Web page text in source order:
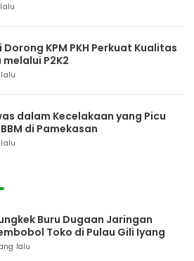
Dorong KPM PKH Perkuat Kualitas
P2K2
dalam Kecelakaan yang Picu
di Pamekasan
Buru Dugaan Jaringan
Toko di Pulau Gili Iyang
lalu